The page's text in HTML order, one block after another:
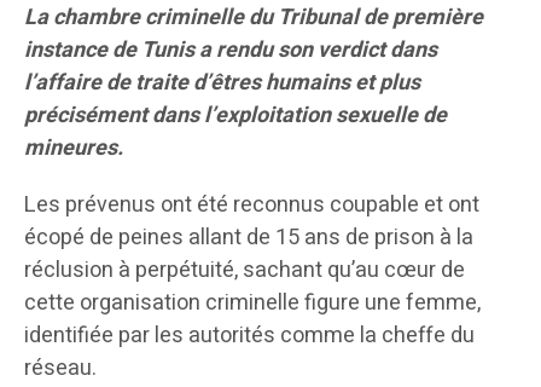
La chambre criminelle du Tribunal de première
instance de Tunis a rendu son verdict dans
l’affaire de traite d’êtres humains et plus
précisément dans l’exploitation sexuelle de
mineures.
Les prévenus ont été reconnus coupable et ont
écopé de peines allant de 15 ans de prison à la
réclusion à perpétuité, sachant qu’au cœur de
cette organisation criminelle figure une femme,
identifiée par les autorités comme la cheffe du
réseau.